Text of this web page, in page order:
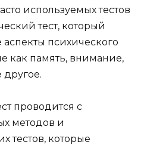
используемых тестов
тест, который
психического
как память, внимание,
другое.
проводится с
методов и
тестов, которые